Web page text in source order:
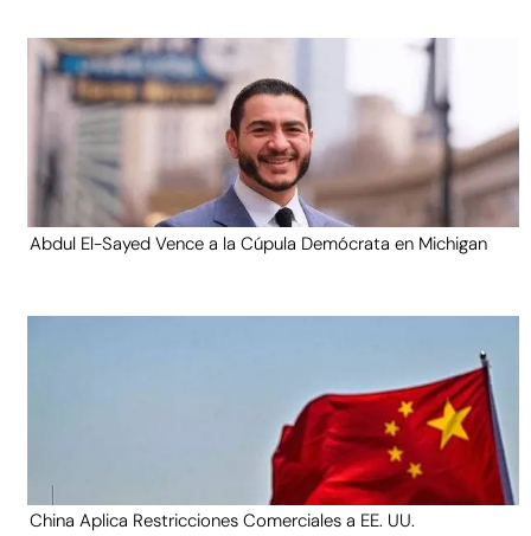
Abdul El-Sayed Vence a la Cúpula Demócrata en Michigan
China Aplica Restricciones Comerciales a EE. UU.